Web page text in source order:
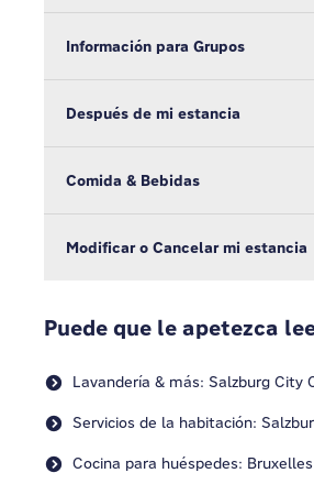
Información para Grupos
Después de mi estancia
Comida & Bebidas
Modificar o Cancelar mi estancia
Puede que le apetezca
Lavandería & más: Salzburg City
Servicios de la habitación:
Cocina para huéspedes: